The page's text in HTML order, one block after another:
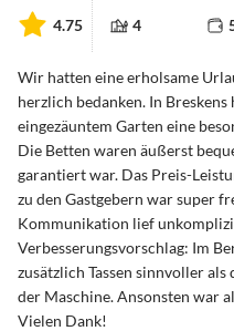
4.75 4
Wir hatten eine erholsame
herzlich bedanken. In
eingezäuntem Garten eine
Die Betten waren äußerst
garantiert war. Das Preis-
zu den Gastgebern war super
Kommunikation lief
Verbesserungsvorschlag: Im
zusätzlich Tassen sinnvoller
der Maschine. Ansonsten war
Vielen Dank!